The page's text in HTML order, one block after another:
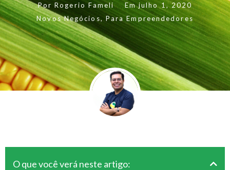
Por Rogerio Fameli Em julho 1, 2020
Novos Negócios, Para Empreendedores
O que você verá neste artigo: